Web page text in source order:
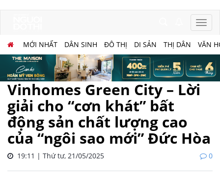
MỚI NHẤT DÂN SINH ĐÔ THỊ DI SẢN THỊ DÂN VĂN
Vinhomes Green City – Lời
giải cho “cơn khát” bất
động sản chất lượng cao
của “ngôi sao mới” Đức Hòa
19:11 | Thứ tư, 21/05/2025 0